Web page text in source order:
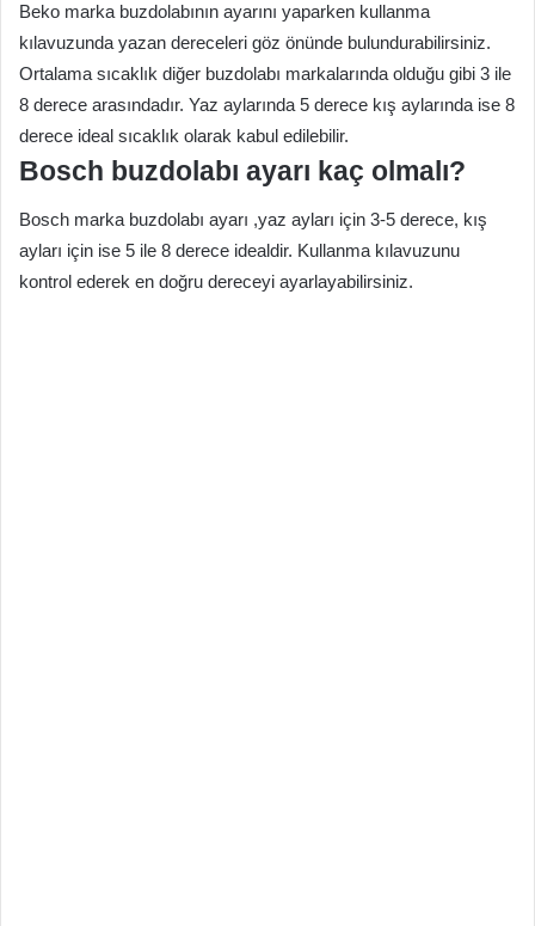
Beko marka buzdolabının ayarını yaparken kullanma
kılavuzunda yazan dereceleri göz önünde bulundurabilirsiniz.
Ortalama sıcaklık diğer buzdolabı markalarında olduğu gibi 3 ile
8 derece arasındadır. Yaz aylarında 5 derece kış aylarında ise 8
derece ideal sıcaklık olarak kabul edilebilir.
Bosch buzdolabı ayarı kaç olmalı?
Bosch marka buzdolabı ayarı ,yaz ayları için 3-5 derece, kış
ayları için ise 5 ile 8 derece idealdir. Kullanma kılavuzunu
kontrol ederek en doğru dereceyi ayarlayabilirsiniz.